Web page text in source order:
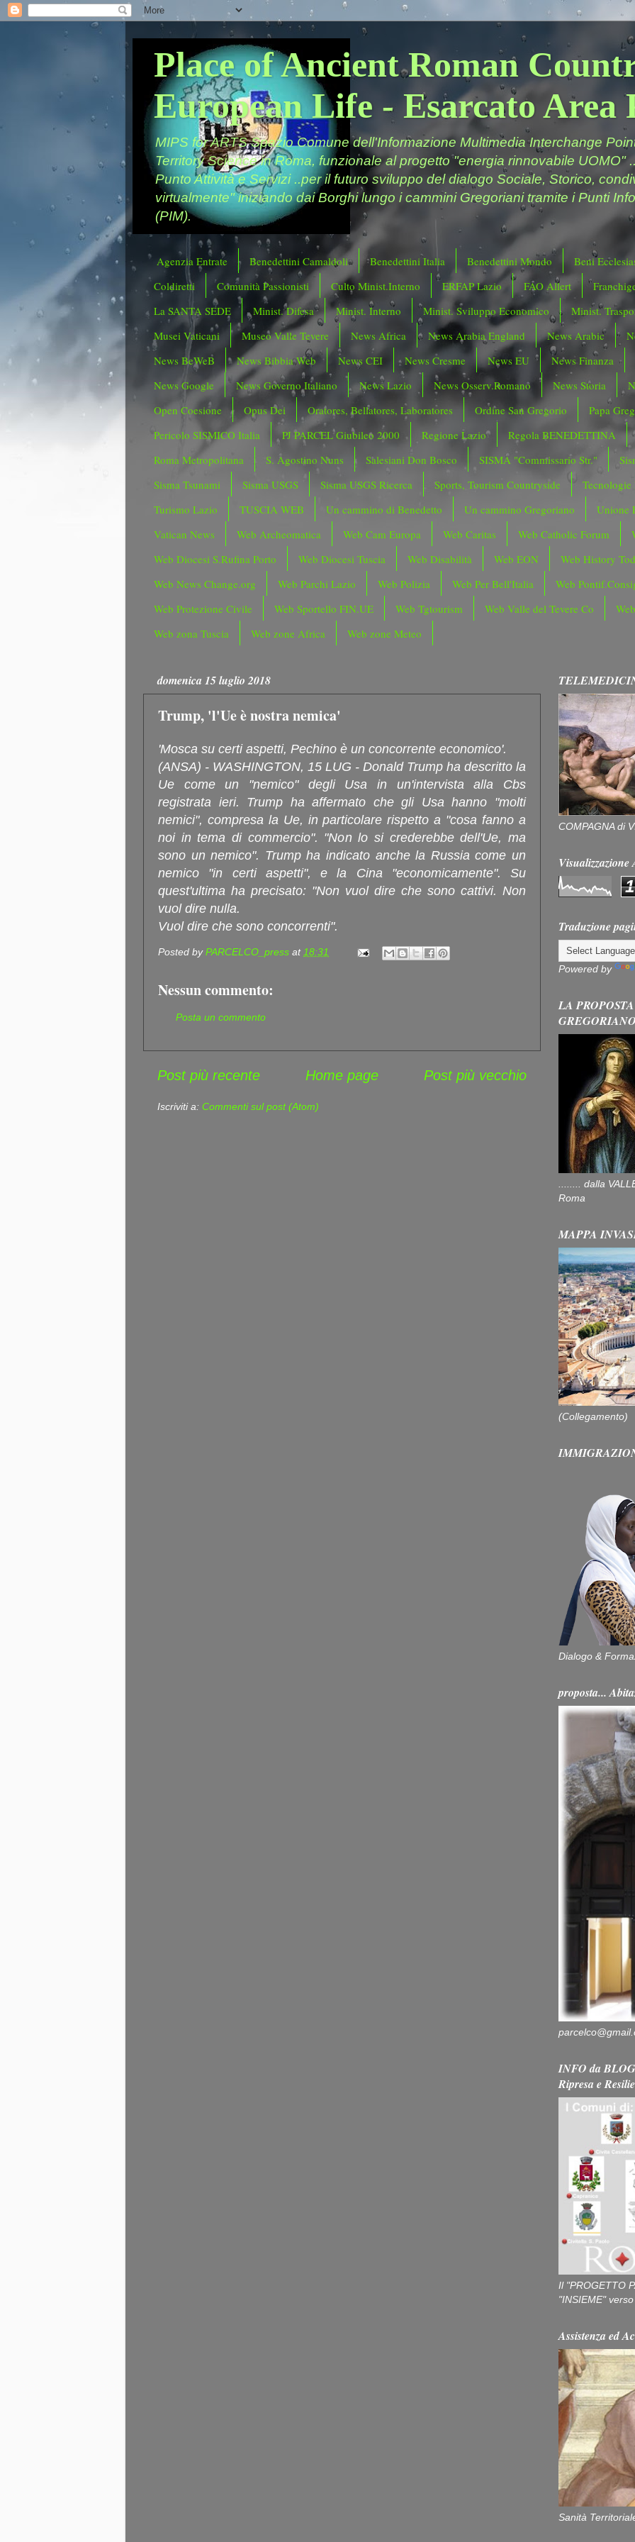
Place of Ancient Roman
European Life - Esarcato Area
MIPS for ARTS Spazio Comune dell'Informazione Multimedia Interchange
Territory Science in Roma, funzionale al progetto "energia rinnovabile UOMO"
Punto Attività e Servizi ..per il futuro sviluppo del dialogo Sociale, Storico,
virtualmente" iniziando dai Borghi lungo i cammini Gregoriani tramite i Punti
(PIM).
Agenzia Entrate Benedettini Camaldoli Benedettini Italia Benedettini Mondo
Beni
Coldiretti
Comunità Passionisti Culto Minist.Interno ERFAP Lazio FAO Allert
La SANTA SEDE
Minist. Difesa Minist. Interno Minist. Sviluppo Economico
Minist.
Musei Vaticani
Museo Valle Tevere News Africa News Arabia England News Arabic
News BeWeB
News Bibbia Web News CEI News Cresme News EU
News Finanza
News Google
News Governo Italiano News Lazio News Osserv.Romano News Storia
Open Coesione
Opus Dei Oratores, Bellatores, Laboratores Ordine San Gregorio
Papa
Pericolo SISMICO Italia
PJ PARCEL Giubileo 2000 Regione Lazio
Regola BENEDETTINA
Roma Metropolitana
S. Agostino Nuns Salesiani Don Bosco SISMA "Commissario Str."
Sisma Tsunami
Sisma USGS Sisma USGS Ricerca Sports, Tourism Countryside
Tecnologie
Turismo Lazio
TUSCIA WEB Un cammino di Benedetto Un cammino Gregoriano
Unione
Vatican News
Web Archeomatica Web Cam Europa Web Caritas Web Catholic Forum
Web Diocesi S.Rufina Porto
Web Diocesi Tuscia Web Disabilità Web EON
Web History
Web News Change.org
Web Parchi Lazio Web Polizia Web Per Bell'Italia
Web
Web Protezione Civile
Web Sportello FIN.UE Web Tgtourism Web Valle del Tevere Co
Web zona Tuscia
Web zone Africa Web zone Meteo
domenica 15 luglio 2018
Trump, 'l'Ue è nostra nemica'
'Mosca su certi aspetti, Pechino è un concorrente economico'.
(ANSA) - WASHINGTON, 15 LUG - Donald Trump ha descritto la
Ue come un "nemico" degli Usa in un'intervista alla Cbs
registrata ieri. Trump ha affermato che gli Usa hanno "molti
nemici", compresa la Ue, in particolare rispetto a "cosa fanno a
noi in tema di commercio". "Non lo si crederebbe dell'Ue, ma
sono un nemico". Trump ha indicato anche la Russia come un
nemico "in certi aspetti", e la Cina "economicamente". Su
quest'ultima ha precisato: "Non vuol dire che sono cattivi. Non
vuol dire nulla.
Vuol dire che sono concorrenti".
Posted byPARCELCO_press at18:31
Nessun commento:
Posta un commento
Post più recente Post più vecchio
Home page
Iscriviti a: Commenti sul post (Atom)
COMPAGNA di
1
Traduzione
Powered by
LA
........ dalla
Roma
MAPPA
(Collegamento)
Dialogo &
proposta...
INFO da
Ripresa e
Il "PROGETTO
"INSIEME"
Assistenza ed
Sanità